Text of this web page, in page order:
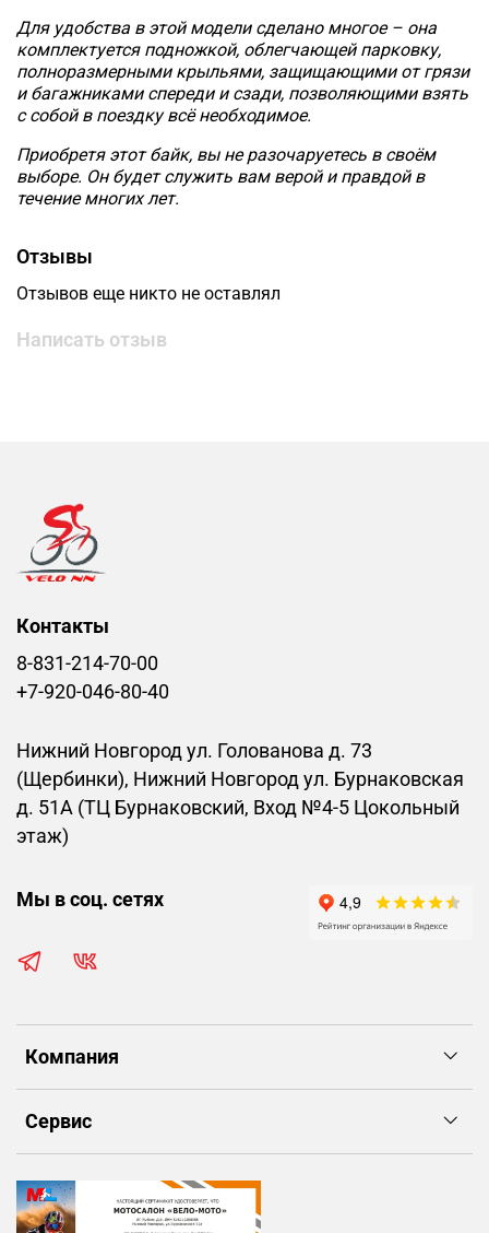
Для удобства в этой модели сделано многое – она
комплектуется подножкой, облегчающей парковку,
полноразмерными крыльями, защищающими от грязи
и багажниками спереди и сзади, позволяющими взять
с собой в поездку всё необходимое.
Приобретя этот байк, вы не разочаруетесь в своём
выборе. Он будет служить вам верой и правдой в
течение многих лет.
Отзывы
Отзывов еще никто не оставлял
Написать отзыв
Компания
Сервис
Контакты
8-831-214-70-00
+7-920-046-80-40
Нижний Новгород ул. Голованова д. 73
(Щербинки), Нижний Новгород ул. Бурнаковская
д. 51А (ТЦ Бурнаковский, Вход №4-5 Цокольный
этаж)
Мы в соц. сетях